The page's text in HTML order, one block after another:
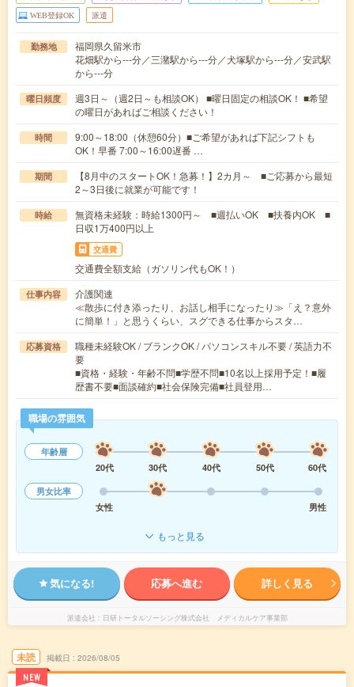
WEB登録OK 派遣
勤務地
福岡県久留米市
花畑駅から---分／三潴駅から---分／犬塚駅から---分／安武駅
から---分
曜日頻度
週3日～（週2日～も相談OK） ■曜日固定の相談OK！ ■希望
の曜日があればご相談ください！
時間
9:00～18:00（休憩60分）■ご希望があれば下記シフトも
OK！早番 7:00～16:00遅番 …
期間
【8月中のスタートOK！急募！】2カ月～ ■ご応募から最短
2～3日後に就業が可能です！
時給
無資格未経験：時給1300円～ ■週払いOK ■扶養内OK ■
日収1万400円以上
交通費
交通費全額支給（ガソリン代もOK！）
仕事内容
介護関連
≪散歩に付き添ったり、お話し相手になったり≫「え？意外
に簡単！」と思うくらい、スグできる仕事からスタ…
応募資格
職種未経験OK / ブランクOK / パソコンスキル不要 / 英語力不
要
■資格・経験・年齢不問■学歴不問■10名以上採用予定！■履
歴書不要■面談確約■社会保険完備■社員登用…
職場の雰囲気
年齢層
20代
30代 40代 50代
60代
男女比率
女性
男性
もっと見る
気になる! 応募へ進む 詳しく見る
派遣会社 日研トータルソーシング株式会社 メディカルケア事業部
未読
NEW
掲載日 2026/08/05